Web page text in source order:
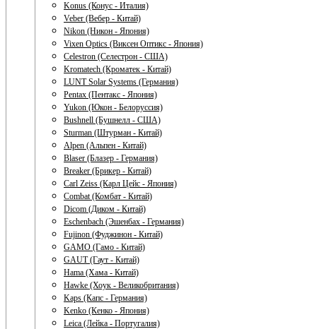
Konus (Конус - Италия)
Veber (Вебер - Китай)
Nikon (Никон - Япония)
Vixen Optics (Виксен Оптикс - Япония)
Celestron (Селестрон - США)
Kromatech (Кроматек - Китай)
LUNT Solar Systems (Германия)
Pentax (Пентакс - Япония)
Yukon (Юкон - Белоруссия)
Bushnell (Бушнелл - США)
Sturman (Штурман - Китай)
Alpen (Альпен - Китай)
Blaser (Блазер - Германия)
Breaker (Брикер - Китай)
Carl Zeiss (Карл Цейс - Япония)
Combat (Комбат - Китай)
Dicom (Диком - Китай)
Eschenbach (Эшенбах - Германия)
Fujinon (Фуджинон - Китай)
GAMO (Гамо - Китай)
GAUT (Гаут - Китай)
Hama (Хама - Китай)
Hawke (Хоук - Великобритания)
Kaps (Капс - Германия)
Kenko (Кенко - Япония)
Leica (Лейка - Португалия)